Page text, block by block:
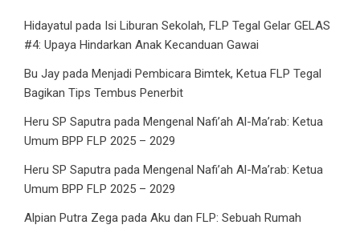
Hidayatul pada Isi Liburan Sekolah, FLP Tegal Gelar GELAS
#4: Upaya Hindarkan Anak Kecanduan Gawai
Bu Jay pada Menjadi Pembicara Bimtek, Ketua FLP Tegal
Bagikan Tips Tembus Penerbit
Heru SP Saputra pada Mengenal Nafi’ah Al-Ma’rab: Ketua
Umum BPP FLP 2025 – 2029
Heru SP Saputra pada Mengenal Nafi’ah Al-Ma’rab: Ketua
Umum BPP FLP 2025 – 2029
Alpian Putra Zega pada Aku dan FLP: Sebuah Rumah